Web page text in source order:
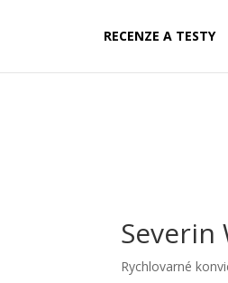
RECENZE A TESTY
Severin
Rychlovarné